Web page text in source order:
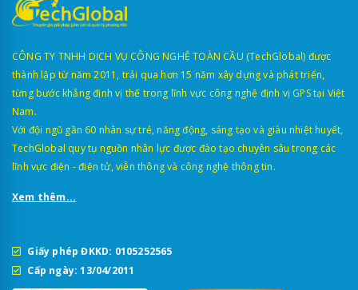
CÔNG TY TNHH DỊCH VỤ CÔNG NGHỆ TOÀN CẦU (TechGlobal) được
thành lập từ năm 2011, trải qua hơn 15 năm xây dựng và phát triển,
từng bước khẳng định vị thế trong lĩnh vực công nghệ định vị GPS tại Việt
Nam.
Với đội ngũ gần 60 nhân sự trẻ, năng động, sáng tạo và giàu nhiệt huyết,
TechGlobal quy tụ nguồn nhân lực được đào tạo chuyên sâu trong các
lĩnh vực điện - điện tử, viễn thông và công nghệ thông tin.
Xem thêm...
Giấy phép ĐKKD: 0105252565
Cấp ngày: 13/04/2011